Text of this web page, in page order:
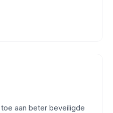
aan beter beveiligde